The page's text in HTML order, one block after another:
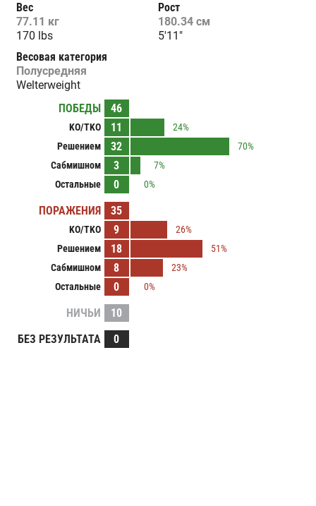
Вес
77.11 кг
170 lbs
Рост
180.34 см
5'11"
Весовая категория
Полусредняя
Welterweight
ПОБЕДЫ
46
KO/TKO 11
24%
Решением
32
70%
Сабмишном
3
7%
Остальные
0 0%
ПОРАЖЕНИЯ 35
KO/TKO 9
26%
Решением
18
51%
Сабмишном
8
23%
Остальные
0 0%
НИЧЬИ
10
БЕЗ РЕЗУЛЬТАТА
0